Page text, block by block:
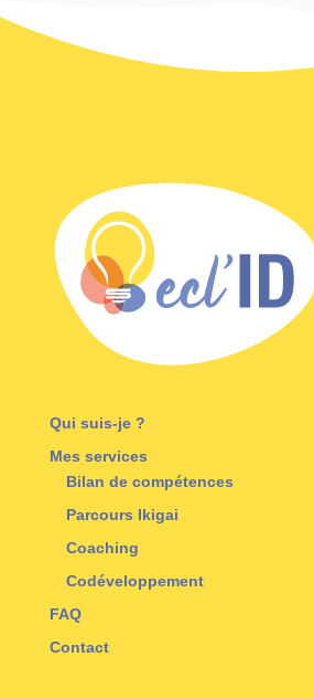
Qui suis-je ?
Mes services
Bilan de compétences
Parcours Ikigai
Coaching
Codéveloppement
FAQ
Contact